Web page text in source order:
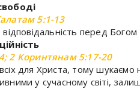
5:1-13
перед Богом
2 Коринтянам 5:17-20
для Христа, тому шукаємо
у сучасному світі,